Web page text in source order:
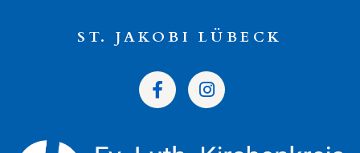
ST. JAKOBI LÜBECK